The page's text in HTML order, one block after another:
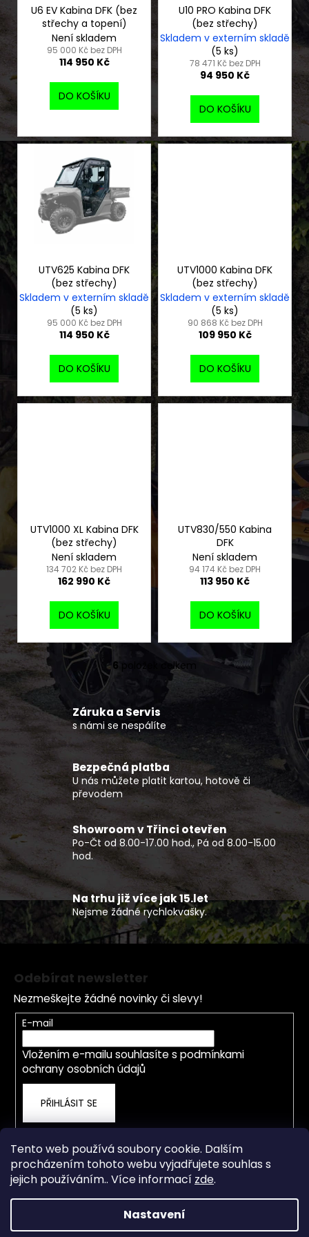
Tento web používá soubory cookie. Dalším
procházením tohoto webu vyjadřujete souhlas s
jejich používáním.. Více informací zde.
Nastavení
Od 4.5.2026 je prodejna a servis přestěhována na nové
d
k
t
ů
U6 EV Kabina DFK (bez
střechy a topení)
Není skladem
95 000 Kč bez DPH
114 950 Kč
DO KOŠÍKU
U10 PRO Kabina DFK
(bez střechy)
Skladem v externím skladě
(5 ks)
78 471 Kč bez DPH
94 950 Kč
DO KOŠÍKU
UTV625 Kabina DFK
(bez střechy)
Skladem v externím skladě
(5 ks)
95 000 Kč bez DPH
114 950 Kč
DO KOŠÍKU
UTV1000 Kabina DFK
(bez střechy)
Skladem v externím skladě
(5 ks)
90 868 Kč bez DPH
109 950 Kč
DO KOŠÍKU
UTV1000 XL Kabina DFK
(bez střechy)
Není skladem
134 702 Kč bez DPH
162 990 Kč
DO KOŠÍKU
UTV830/550 Kabina
DFK
Není skladem
94 174 Kč bez DPH
113 950 Kč
DO KOŠÍKU
l
á
d
a
c
í
r
v
k
v
ý
p
i
s
u
6 položek celkem
Záruka a Servis
s námi se nespálíte
Bezpečná platba
U nás můžete platit kartou, hotově či
převodem
Showroom v Třinci otevřen
Po-Čt od 8.00-17.00 hod., Pá od 8.00-15.00
hod.
Na trhu již více jak 15.let
Nejsme žádné rychlokvašky.
u
j
m
e
CLASSIC
Kč
Odebírat newsletter
Nezmeškejte žádné novinky či slevy!
E-mail
Vložením e-mailu souhlasíte s podmínkami
ochrany osobních údajů
PŘIHLÁSIT SE